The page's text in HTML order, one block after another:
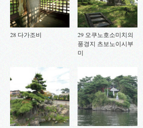
28 다가조비
29 오쿠노호소미치의
풍경지 츠보노이시부
미